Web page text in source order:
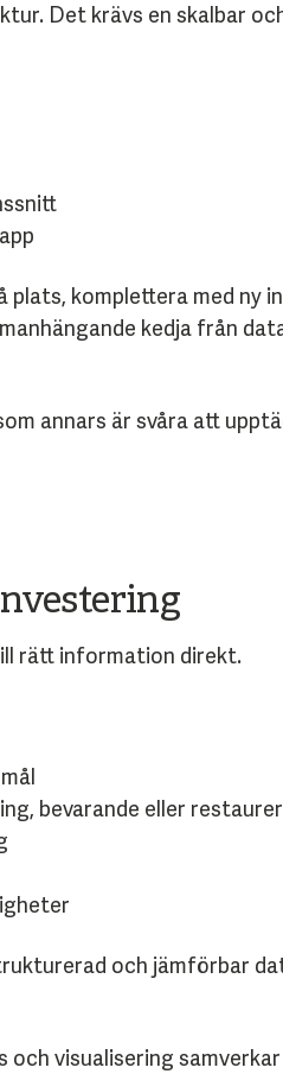
Det krävs en skalbar
plats, komplettera med ny
kedja från
annars är svåra att
rätt information direkt.
bevarande eller
och jämförbar
visualisering samverkar